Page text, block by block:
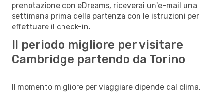
prenotazione con eDreams, riceverai un'e-mail una
settimana prima della partenza con le istruzioni per
effettuare il check-in.
Il periodo migliore per visitare
Cambridge partendo da Torino
Il momento migliore per viaggiare dipende dal clima,